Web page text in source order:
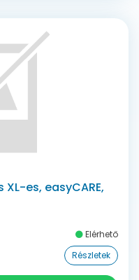
es, easyCARE,
Elérhető
Részletek